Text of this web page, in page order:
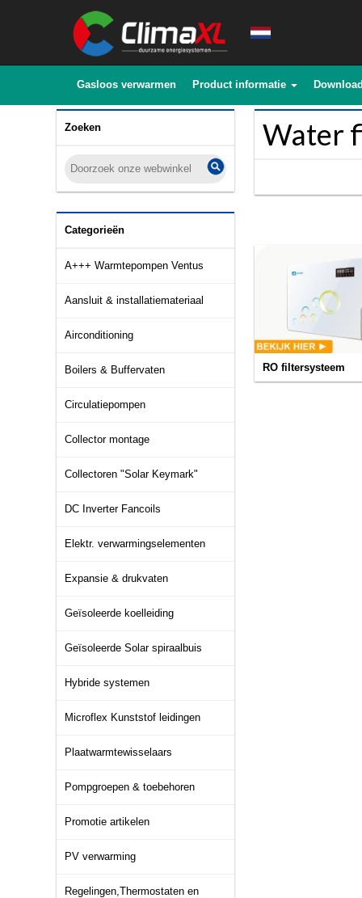
Gasloos verwarmen Product informatie
Zoeken
Categorieën
A+++ Warmtepompen Ventus
Aansluit & installatiemateriaal
Airconditioning
Boilers & Buffervaten
Circulatiepompen
Collector montage
Collectoren "Solar Keymark"
DC Inverter Fancoils
Elektr. verwarmingselementen
Expansie & drukvaten
Geïsoleerde koelleiding
Geïsoleerde Solar spiraalbuis
Hybride systemen
Microflex Kunststof leidingen
Plaatwarmtewisselaars
Pompgroepen & toebehoren
Promotie artikelen
PV verwarming
Regelingen,Thermostaten en
Water
RO filtersysteem